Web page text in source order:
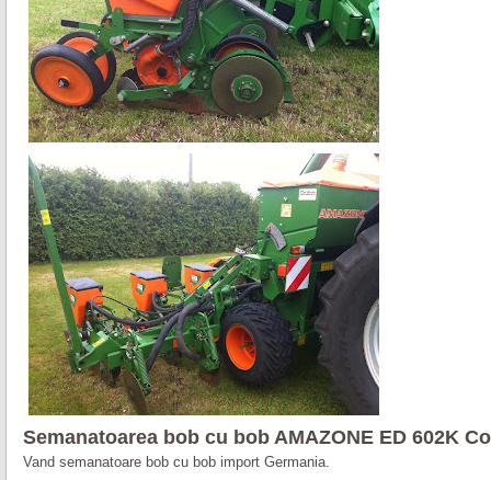
Semanatoarea bob cu bob AMAZONE ED 602K
Vand semanatoare bob cu bob import Germania.